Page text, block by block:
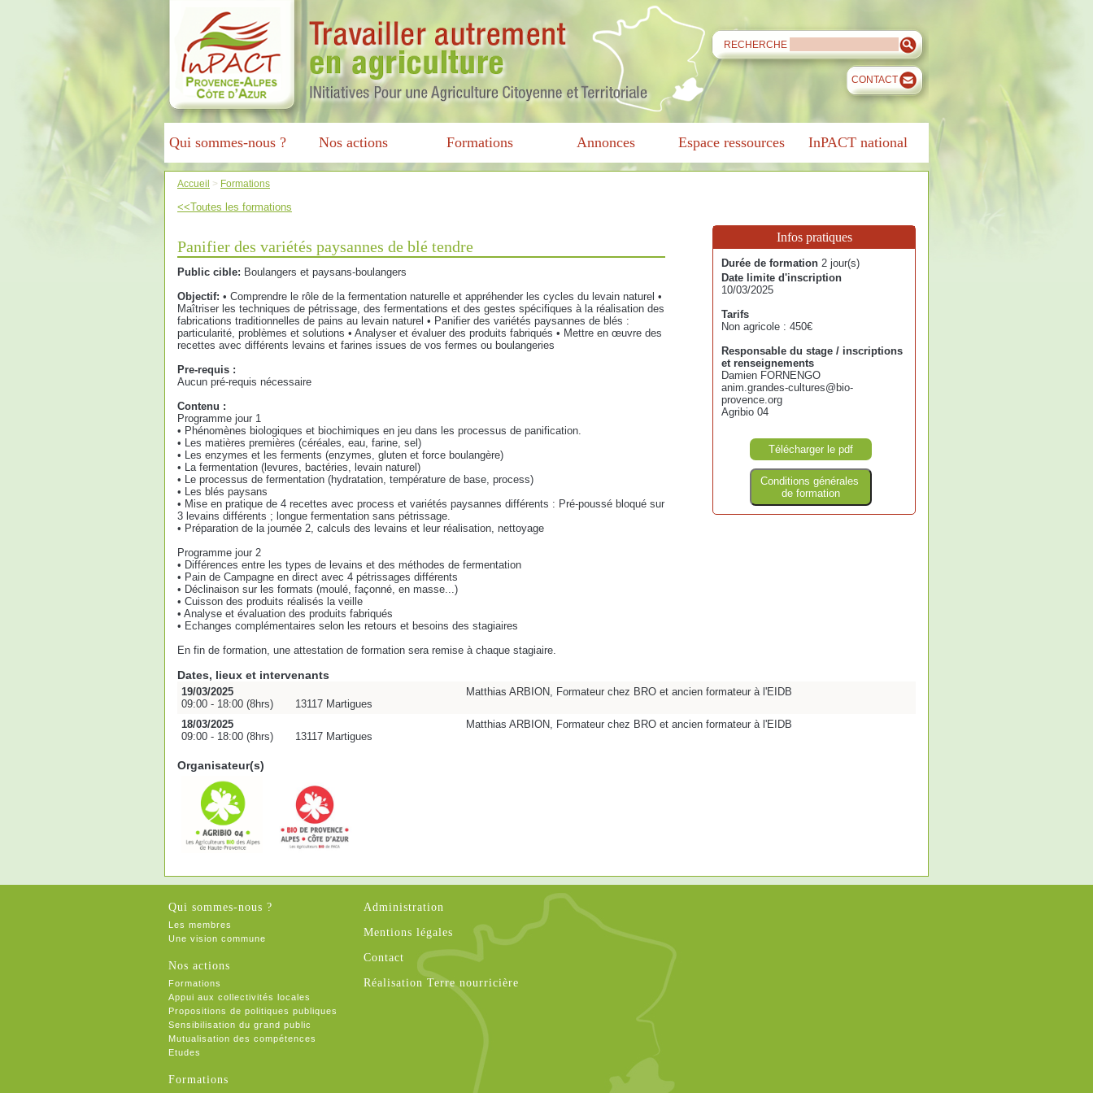
RECHERCHE
CONTACT
Qui sommes-nous ? Nos actions Formations Annonces Espace ressources InPACT national
Accueil > Formations
<<Toutes les formations
Panifier des variétés paysannes de blé tendre
Public cible: Boulangers et paysans-boulangers
Objectif: • Comprendre le rôle de la fermentation naturelle et appréhender les cycles du levain naturel •
Maîtriser les techniques de pétrissage, des fermentations et des gestes spécifiques à la réalisation des
fabrications traditionnelles de pains au levain naturel • Panifier des variétés paysannes de blés :
particularité, problèmes et solutions • Analyser et évaluer des produits fabriqués • Mettre en œuvre des
recettes avec différents levains et farines issues de vos fermes ou boulangeries
Pre-requis :
Aucun pré-requis nécessaire
Contenu :
Programme jour 1
• Phénomènes biologiques et biochimiques en jeu dans les processus de panification.
• Les matières premières (céréales, eau, farine, sel)
• Les enzymes et les ferments (enzymes, gluten et force boulangère)
• La fermentation (levures, bactéries, levain naturel)
• Le processus de fermentation (hydratation, température de base, process)
• Les blés paysans
• Mise en pratique de 4 recettes avec process et variétés paysannes différents : Pré-poussé bloqué sur
3 levains différents ; longue fermentation sans pétrissage.
• Préparation de la journée 2, calculs des levains et leur réalisation, nettoyage
Programme jour 2
• Différences entre les types de levains et des méthodes de fermentation
• Pain de Campagne en direct avec 4 pétrissages différents
• Déclinaison sur les formats (moulé, façonné, en masse...)
• Cuisson des produits réalisés la veille
• Analyse et évaluation des produits fabriqués
• Echanges complémentaires selon les retours et besoins des stagiaires
En fin de formation, une attestation de formation sera remise à chaque stagiaire.
Infos pratiques
Durée de formation 2 jour(s)
Date limite d'inscription
10/03/2025
Tarifs
Non agricole : 450€
Responsable du stage / inscriptions
et renseignements
Damien FORNENGO
anim.grandes-cultures@bio-
provence.org
Agribio 04
Télécharger le pdf
Conditions générales
de formation
Dates, lieux et intervenants
19/03/2025
09:00 - 18:00 (8hrs)
13117 Martigues
Matthias ARBION, Formateur chez BRO et ancien formateur à l'EIDB
18/03/2025
09:00 - 18:00 (8hrs)
13117 Martigues
Matthias ARBION, Formateur chez BRO et ancien formateur à l'EIDB
Organisateur(s)
Qui sommes-nous ?
Les membres
Une vision commune
Nos actions
Formations
Appui aux collectivités locales
Propositions de politiques publiques
Sensibilisation du grand public
Mutualisation des compétences
Etudes
Formations
Administration
Mentions légales
Contact
Réalisation Terre nourricière